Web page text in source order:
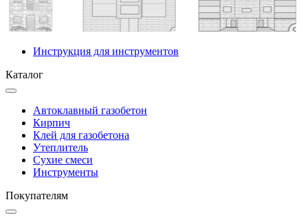
Инструкция для инструментов
Каталог
Автоклавный газобетон
Кирпич
Клей для газобетона
Утеплитель
Сухие смеси
Инструменты
Покупателям